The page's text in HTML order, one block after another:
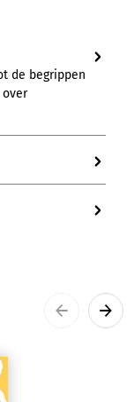
de begrippen